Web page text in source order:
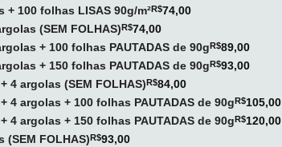
+ 100 folhas LISAS 90g/m²R$74,00
(SEM FOLHAS)R$74,00
+ 100 folhas PAUTADAS de 90gR$89,00
+ 150 folhas PAUTADAS de 90gR$93,00
4 argolas (SEM FOLHAS)R$84,00
4 argolas + 100 folhas PAUTADAS de 90gR$105,00
4 argolas + 150 folhas PAUTADAS de 90gR$120,00
(SEM FOLHAS)R$93,00